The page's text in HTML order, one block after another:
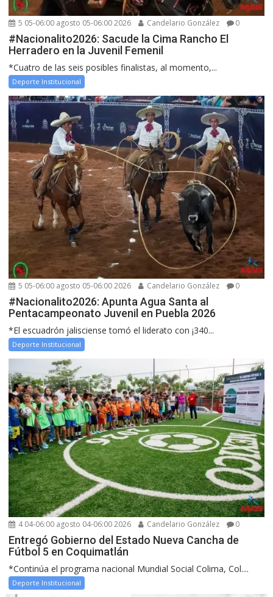
5 05-06:00 agosto 05-06:00 2026 Candelario González 0
#Nacionalito2026: Sacude la Cima Rancho El
Herradero en la Juvenil Femenil
*Cuatro de las seis posibles finalistas, al momento,...
Deporte Institucional
5 05-06:00 agosto 05-06:00 2026 Candelario González 0
#Nacionalito2026: Apunta Agua Santa al
Pentacampeonato Juvenil en Puebla 2026
*El escuadrón jalisciense tomó el liderato con ¡340...
Deporte Institucional
4 04-06:00 agosto 04-06:00 2026 Candelario González 0
Entregó Gobierno del Estado Nueva Cancha de
Fútbol 5 en Coquimatlán
*Continúa el programa nacional Mundial Social Colima, Col....
Deporte Institucional